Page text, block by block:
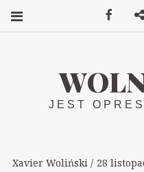
JEST
Xavier Woliński 28